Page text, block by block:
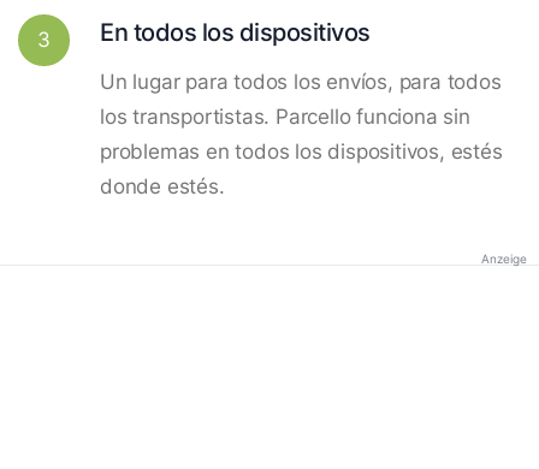
3 En todos los dispositivos
Un lugar para todos los envíos, para todos
los transportistas. Parcello funciona sin
problemas en todos los dispositivos, estés
donde estés.
Anzeige